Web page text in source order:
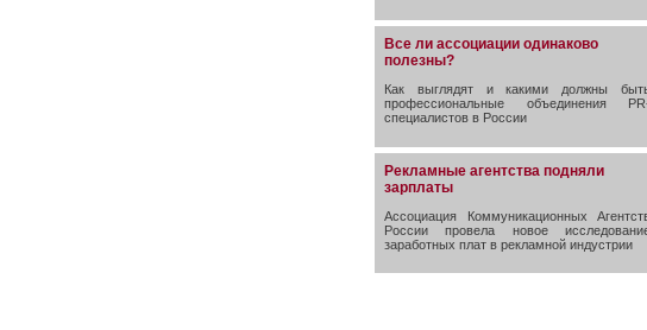
Все ли ассоциации одинаково
полезны?
Как выглядят и какими должны
профессиональные объединения
специалистов в России
Рекламные агентства подняли
зарплаты
Ассоциация Коммуникационных
России провела новое
заработных плат в рекламной индустрии